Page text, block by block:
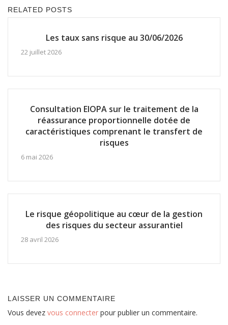
RELATED POSTS
Les taux sans risque au 30/06/2026
22 juillet 2026
Consultation EIOPA sur le traitement de la
réassurance proportionnelle dotée de
caractéristiques comprenant le transfert de
risques
6 mai 2026
Le risque géopolitique au cœur de la gestion
des risques du secteur assurantiel
28 avril 2026
LAISSER UN COMMENTAIRE
Vous devez vous connecter pour publier un commentaire.